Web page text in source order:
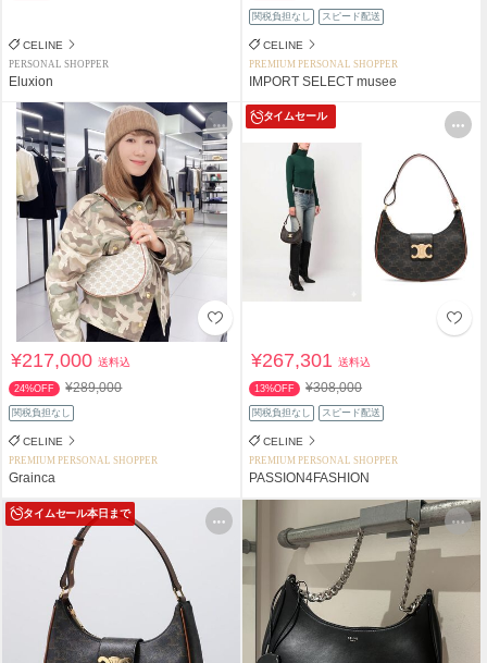
CELINE
PERSONAL SHOPPER
Eluxion
関税負担なし スピード配送
CELINE
PREMIUM PERSONAL SHOPPER
IMPORT SELECT musee
¥217,000送料込
24%OFF ¥289,000
関税負担なし
CELINE
PREMIUM PERSONAL SHOPPER
Grainca
タイムセール
¥267,301送料込
13%OFF ¥308,000
関税負担なし スピード配送
CELINE
PREMIUM PERSONAL SHOPPER
PASSION4FASHION
タイムセール本日まで